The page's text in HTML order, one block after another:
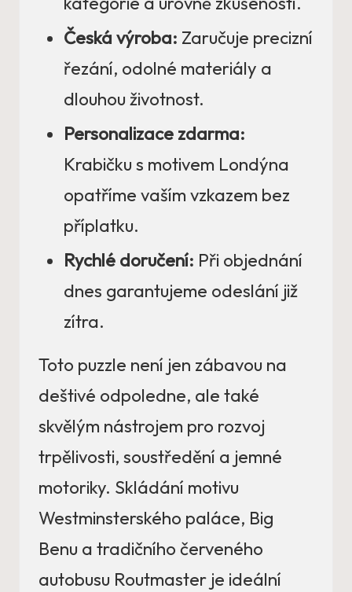
Česká výroba: Zaručuje precizní
řezání, odolné materiály a
dlouhou životnost.
Personalizace zdarma:
Krabičku s motivem Londýna
opatříme vaším vzkazem bez
příplatku.
Rychlé doručení: Při objednání
dnes garantujeme odeslání již
zítra.
Toto puzzle není jen zábavou na
deštivé odpoledne, ale také
skvělým nástrojem pro rozvoj
trpělivosti, soustředění a jemné
motoriky. Skládání motivu
Westminsterského paláce, Big
Benu a tradičního červeného
autobusu Routmaster je ideální